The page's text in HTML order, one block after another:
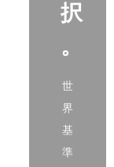
択
。
世
界
基
準